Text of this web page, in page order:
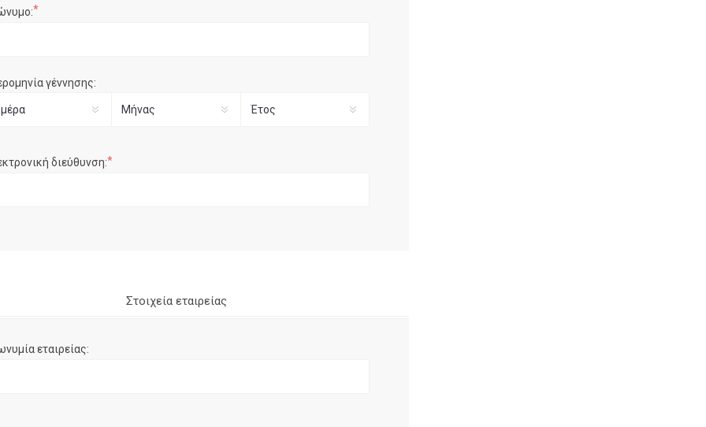
*
γέννησης:
διεύθυνση:*
Στοιχεία εταιρείας
εταιρείας: